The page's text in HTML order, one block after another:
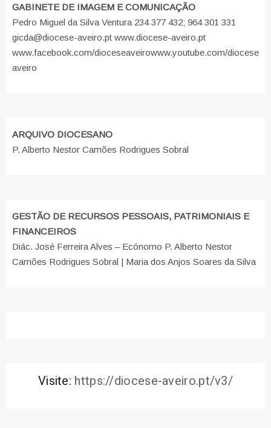
GABINETE DE IMAGEM E COMUNICAÇÃO
Pedro Miguel da Silva Ventura 234 377 432; 964 301 331
gicda@diocese-aveiro.pt www.diocese-aveiro.pt
www.facebook.com/dioceseaveirowww.youtube.com/diocese
aveiro
ARQUIVO DIOCESANO
P. Alberto Nestor Camões Rodrigues Sobral
GESTÃO DE RECURSOS PESSOAIS, PATRIMONIAIS E
FINANCEIROS
Diác. José Ferreira Alves – Ecónomo P. Alberto Nestor
Camões Rodrigues Sobral | Maria dos Anjos Soares da Silva
Visite: https://diocese-aveiro.pt/v3/